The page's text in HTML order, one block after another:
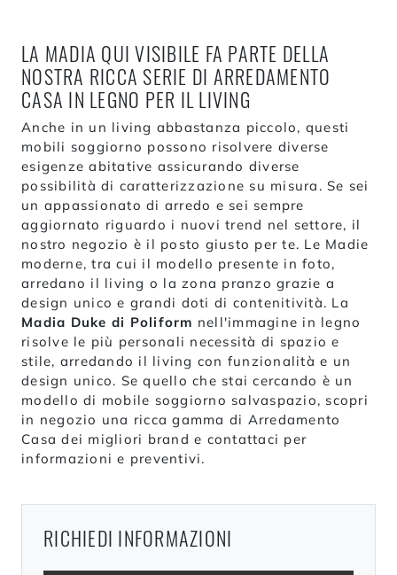
LA MADIA QUI VISIBILE FA PARTE DELLA
NOSTRA RICCA SERIE DI ARREDAMENTO
CASA IN LEGNO PER IL LIVING
Anche in un living abbastanza piccolo, questi
mobili soggiorno possono risolvere diverse
esigenze abitative assicurando diverse
possibilità di caratterizzazione su misura. Se sei
un appassionato di arredo e sei sempre
aggiornato riguardo i nuovi trend nel settore, il
nostro negozio è il posto giusto per te. Le Madie
moderne, tra cui il modello presente in foto,
arredano il living o la zona pranzo grazie a
design unico e grandi doti di contenitività. La
Madia Duke di Poliform nell'immagine in legno
risolve le più personali necessità di spazio e
stile, arredando il living con funzionalità e un
design unico. Se quello che stai cercando è un
modello di mobile soggiorno salvaspazio, scopri
in negozio una ricca gamma di Arredamento
Casa dei migliori brand e contattaci per
informazioni e preventivi.
RICHIEDI INFORMAZIONI